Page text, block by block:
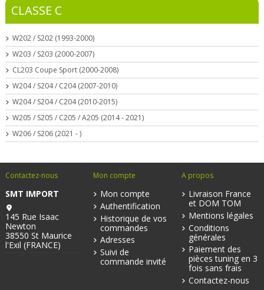
CLASSE C
W202 / S202 (1993-2000)
W203 / S203 (2000-2007)
CL203 Coupe Sport (2000-2008)
W204 / S204 / C204 (2007-2010)
W204 / S204 / C204 (2010-2015)
W205 / S205 / C205 / A205 (2014 - 2021)
W206 / S206 (2021 - )
Contactez-nous
SMT IMPORT
145 Rue Isaac
Newton
38550 St Maurice
l'Exil (FRANCE)
Mon compte
Mon compte
Authentification
Historique de vos
commandes
Adresses
Suivi de
commande invité
A propos
Livraison France
et DOM TOM
Mentions légales
Conditions
générales
Paiement des
pièces tuning en 3
fois sans frais
Contactez-nous